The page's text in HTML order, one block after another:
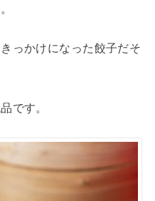
っかけになった餃子だそ
です。